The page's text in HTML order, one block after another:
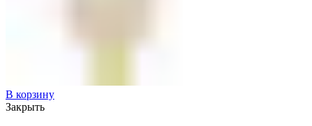
В корзину
Закрыть